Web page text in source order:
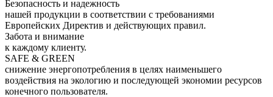
Безопасность и надежность
нашей продукции в соответствии с требованиями
Европейских Директив и действующих правил.
Забота и внимание
к каждому клиенту.
SAFE & GREEN
снижение энергопотребления в целях наименьшего
воздействия на экологию и последующей экономии ресурсов
конечного пользователя.